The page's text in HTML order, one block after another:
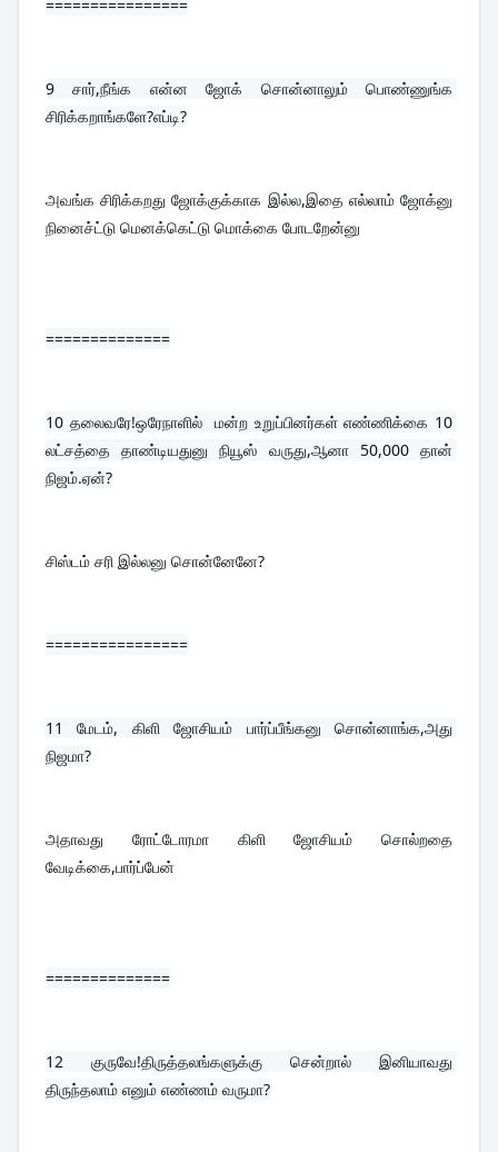
================
9 சார்,நீங்க என்ன ஜோக் சொன்னாலும் பொண்ணுங்க
சிரிக்கறாங்களே?எப்டி?
அவங்க சிரிக்கறது ஜோக்குக்காக இல்ல,இதை எல்லாம் ஜோக்னு
நினைச்ட்டு மெனக்கெட்டு மொக்கை போடறேன்னு
==============
10 தலைவரே!ஒரேநாளில்  மன்ற உறுப்பினர்கள் எண்ணிக்கை 10
லட்சத்தை தாண்டியதுனு நியூஸ் வருது,ஆனா 50,000 தான்
நிஜம்.ஏன்?
சிஸ்டம் சரி இல்லனு சொன்னேனே?
================
11 மேடம், கிளி ஜோசியம் பார்ப்பீங்கனு சொன்னாங்க,அது
நிஜமா?
அதாவது ரோட்டோரமா கிளி ஜோசியம் சொல்றதை
வேடிக்கை,பார்ப்பேன்
==============
12 குருவே!திருத்தலங்களுக்கு சென்றால் இனியாவது
திருந்தலாம் எனும் எண்ணம் வருமா?